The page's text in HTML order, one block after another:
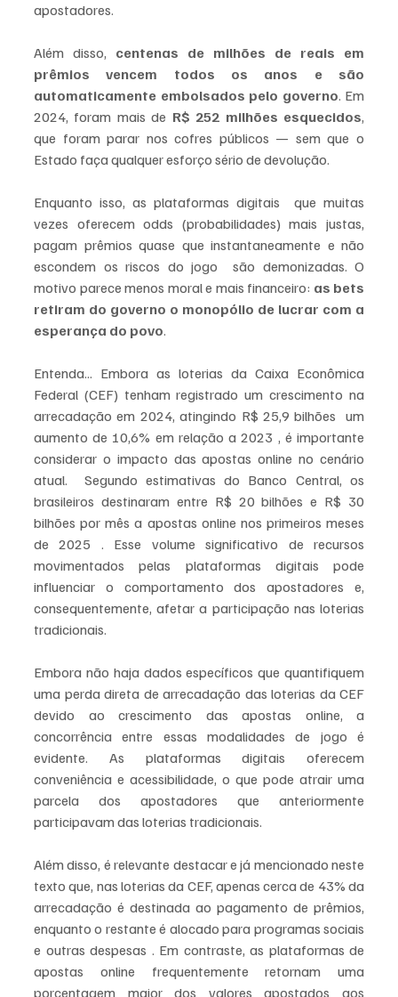
apostadores.
Além disso, centenas de milhões de reais em
prêmios vencem todos os anos e são
automaticamente embolsados pelo governo. Em
2024, foram mais de R$ 252 milhões esquecidos,
que foram parar nos cofres públicos — sem que o
Estado faça qualquer esforço sério de devolução.
Enquanto isso, as plataformas digitais  que muitas
vezes oferecem odds (probabilidades) mais justas,
pagam prêmios quase que instantaneamente e não
escondem os riscos do jogo  são demonizadas. O
motivo parece menos moral e mais financeiro: as bets
retiram do governo o monopólio de lucrar com a
esperança do povo.
Entenda... Embora as loterias da Caixa Econômica
Federal (CEF) tenham registrado um crescimento na
arrecadação em 2024, atingindo R$ 25,9 bilhões  um
aumento de 10,6% em relação a 2023 , é importante
considerar o impacto das apostas online no cenário
atual.  Segundo estimativas do Banco Central, os
brasileiros destinaram entre R$ 20 bilhões e R$ 30
bilhões por mês a apostas online nos primeiros meses
de 2025 . Esse volume significativo de recursos
movimentados pelas plataformas digitais pode
influenciar o comportamento dos apostadores e,
consequentemente, afetar a participação nas loterias
tradicionais.
Embora não haja dados específicos que quantifiquem
uma perda direta de arrecadação das loterias da CEF
devido ao crescimento das apostas online, a
concorrência entre essas modalidades de jogo é
evidente. As plataformas digitais oferecem
conveniência e acessibilidade, o que pode atrair uma
parcela dos apostadores que anteriormente
participavam das loterias tradicionais.
Além disso, é relevante destacar e já mencionado neste
texto que, nas loterias da CEF, apenas cerca de 43% da
arrecadação é destinada ao pagamento de prêmios,
enquanto o restante é alocado para programas sociais
e outras despesas . Em contraste, as plataformas de
apostas online frequentemente retornam uma
porcentagem maior dos valores apostados aos